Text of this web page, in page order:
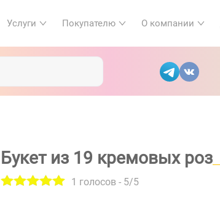
Услуги Покупателю О компании
Букет из 19 кремовых роз
1 голосов - 5/5